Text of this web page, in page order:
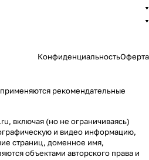
КонфиденциальностьОферта
рекомендательные
включая (но не ограничиваясь)
и видео информацию,
страниц, доменное имя,
объектами авторского права и